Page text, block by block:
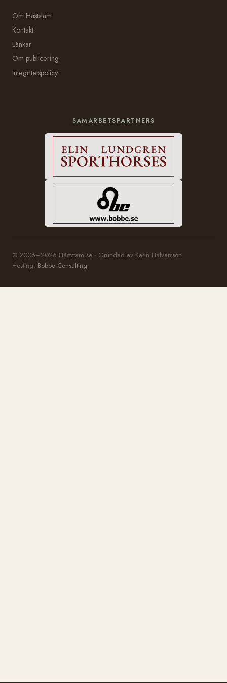
Om Häststam
Kontakt
Länkar
Om publicering
Integritetspolicy
SAMARBETSPARTNERS
© 2006–2026 Häststam.se · Grundad av Karin Halvarsson
Hosting: Bobbe Consulting